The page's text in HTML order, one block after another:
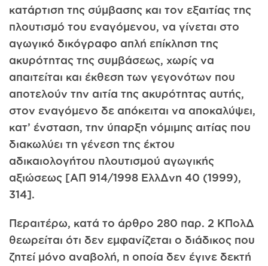
κατάρτιση της σύμβασης και τον εξαιτίας της
πλουτισμό του εναγόμενου, να γίνεται στο
αγωγικό δικόγραφο απλή επίκληση της
ακυρότητας της συμβάσεως, χωρίς να
απαιτείται και έκθεση των γεγονότων που
αποτελούν την αιτία της ακυρότητας αυτής,
στον εναγόμενο δε απόκειται να αποκαλύψει,
κατ’ ένσταση, την ύπαρξη νόμιμης αιτίας που
διακωλύει τη γένεση της έκτου
αδικαιολογήτου πλουτισμού αγωγικής
αξιώσεως [ΑΠ 914/1998 ΕλλΔνη 40 (1999),
314].
Περαιτέρω, κατά το άρθρο 280 παρ. 2 ΚΠολΔ
θεωρείται ότι δεν εμφανίζεται ο διάδικος που
ζητεί μόνο αναβολή, η οποία δεν έγινε δεκτή